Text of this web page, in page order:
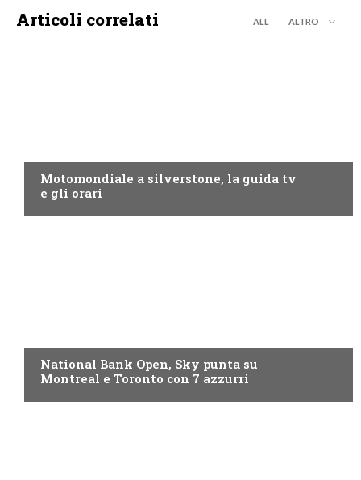
Articoli correlati ALL ALTRO
Motomondiale a silverstone, la guida tv
e gli orari
National Bank Open, Sky punta su
Montreal e Toronto con 7 azzurri